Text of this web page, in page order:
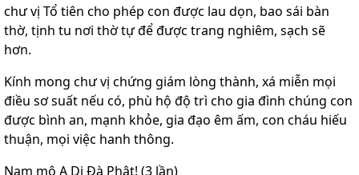
chư vị Tổ tiên cho phép con được lau dọn, bao sái bàn
thờ, tịnh tu nơi thờ tự để được trang nghiêm, sạch sẽ
hơn.
Kính mong chư vị chứng giám lòng thành, xá miễn mọi
điều sơ suất nếu có, phù hộ độ trì cho gia đình chúng con
được bình an, mạnh khỏe, gia đạo êm ấm, con cháu hiếu
thuận, mọi việc hanh thông.
Nam mô A Di Đà Phật! (3 lần)